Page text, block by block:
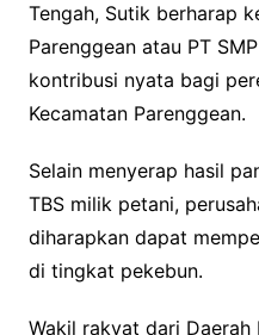
Tengah, Sutik berharap
Parenggean atau PT
kontribusi nyata bagi
Kecamatan Parenggean.
Selain menyerap hasil
TBS milik petani,
diharapkan dapat
di tingkat pekebun.
Wakil rakyat dari Daerah